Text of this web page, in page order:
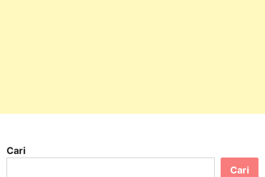
Cari
Cari